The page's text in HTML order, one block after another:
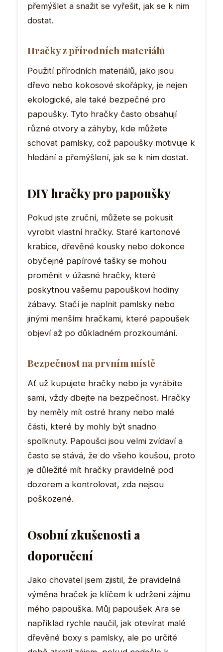
přemýšlet a snažit se vyřešit, jak se k nim
dostat.
Hračky z přírodních materiálů
Použití přírodních materiálů, jako jsou
dřevo nebo kokosové skořápky, je nejen
ekologické, ale také bezpečné pro
papoušky. Tyto hračky často obsahují
různé otvory a záhyby, kde můžete
schovat pamlsky, což papoušky motivuje k
hledání a přemýšlení, jak se k nim dostat.
DIY hračky pro papoušky
Pokud jste zruční, můžete se pokusit
vyrobit vlastní hračky. Staré kartonové
krabice, dřevěné kousky nebo dokonce
obyčejné papírové tašky se mohou
proměnit v úžasné hračky, které
poskytnou vašemu papouškovi hodiny
zábavy. Stačí je naplnit pamlsky nebo
jinými menšími hračkami, které papoušek
objeví až po důkladném prozkoumání.
Bezpečnost na prvním místě
Ať už kupujete hračky nebo je vyrábíte
sami, vždy dbejte na bezpečnost. Hračky
by neměly mít ostré hrany nebo malé
části, které by mohly být snadno
spolknuty. Papoušci jsou velmi zvídaví a
často se stává, že do všeho koušou, proto
je důležité mít hračky pravidelně pod
dozorem a kontrolovat, zda nejsou
poškozené.
Osobní zkušenosti a
doporučení
Jako chovatel jsem zjistil, že pravidelná
výměna hraček je klíčem k udržení zájmu
mého papouška. Můj papoušek Ara se
například rychle naučil, jak otevírat malé
dřevěné boxy s pamlsky, ale po určité